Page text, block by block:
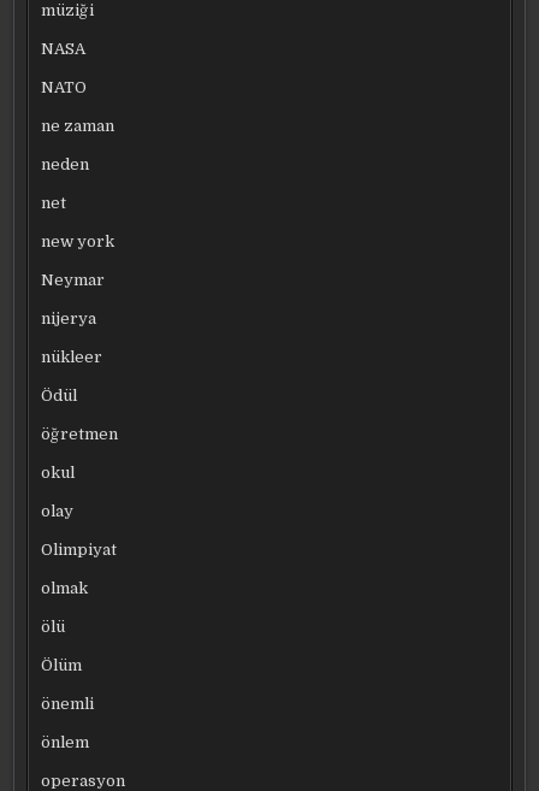
müziği
NASA
NATO
ne zaman
neden
net
new york
Neymar
nijerya
nükleer
Ödül
öğretmen
okul
olay
Olimpiyat
olmak
ölü
Ölüm
önemli
önlem
operasyon